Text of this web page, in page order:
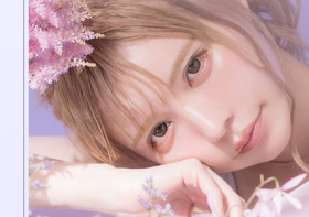
微粒子パウダーが毛穴や凹凸をカバーし肌補正※
光沢感がでる成分(マイカ)配合で
たっぷり重ねても厚塗り感のない生ツヤ肌に
③うるおいフィット処方
11種類の美容保湿成分を含んだしっとり微粒子
お肌のうるおいを閉じ込めながら余分な皮脂を
重ねて塗布しても乾燥知らず